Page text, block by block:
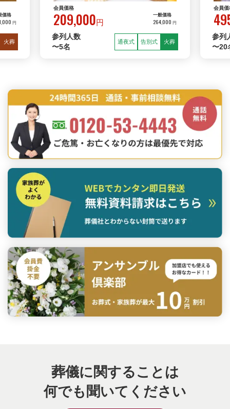
価格
円
火葬
会員価格
209,000円
一般価格
264,000 円
参列人数
〜5名
通夜式 告別式 火葬
会員価
参列
〜20
葬儀に関することは
何でも聞いてください